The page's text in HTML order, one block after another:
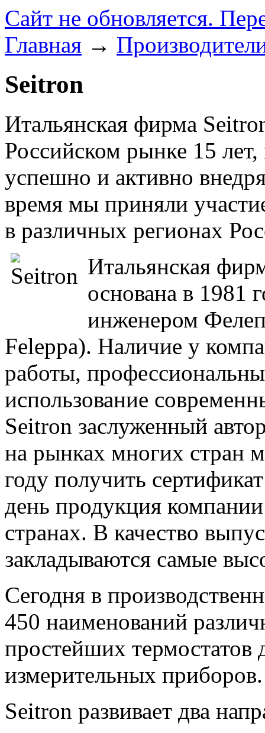
Сайт не обновляется.
Главная →
Seitron
Итальянская фирма
Российском рынке 15
успешно и активно
время мы приняли
в различных регионах
Итальянская
основана в 1981
инженером
Feleppa). Наличие у
работы,
использование
Seitron заслуженный
на рынках многих стран
году получить
день продукция
странах. В качество
закладываются самые
Сегодня в
450 наименований
простейших
измерительных приборов.
Seitron развивает два